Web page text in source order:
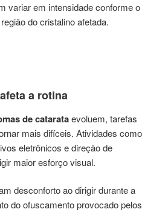
variar em intensidade conforme o
do cristalino afetada.
a rotina
de catarataevoluem, tarefas
mais difíceis. Atividades como
eletrônicos e direção de
maior esforço visual.
desconforto ao dirigir durante a
do ofuscamento provocado pelos